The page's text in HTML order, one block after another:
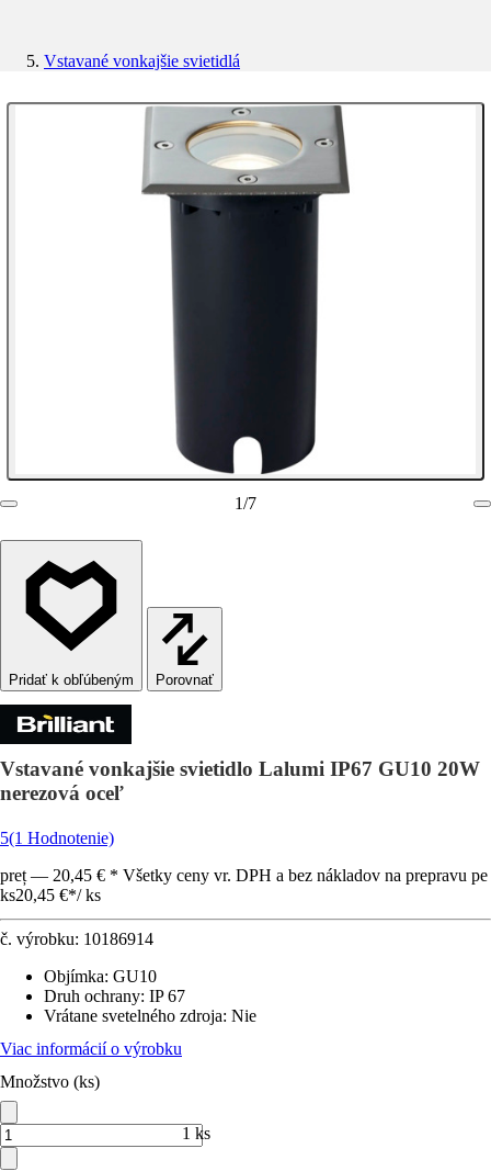
Vstavané vonkajšie svietidlá
1/7
Porovnať
Vstavané vonkajšie svietidlo Lalumi IP67 GU10 20W
nerezová oceľ
5(1 Hodnotenie)
preț — 20,45 € * Všetky ceny vr. DPH a bez nákladov na prepravu pe
ks20,45 €*/ ks
č. výrobku: 10186914
Objímka: GU10
Druh ochrany: IP 67
Vrátane svetelného zdroja: Nie
Viac informácií o výrobku
Množstvo (ks)
1 ks